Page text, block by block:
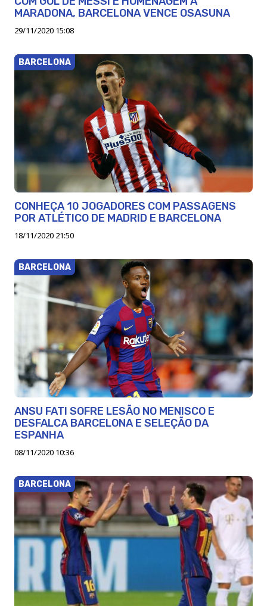
MARADONA, BARCELONA VENCE OSASUNA
29/11/2020 15:08
BARCELONA
CONHEÇA 10 JOGADORES COM PASSAGENS
POR ATLÉTICO DE MADRID E BARCELONA
18/11/2020 21:50
BARCELONA
ANSU FATI SOFRE LESÃO NO MENISCO E
DESFALCA BARCELONA E SELEÇÃO DA
ESPANHA
08/11/2020 10:36
BARCELONA